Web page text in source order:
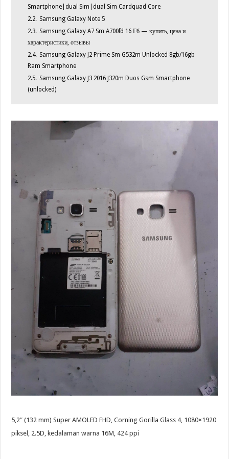
Smartphone|dual Sim|dual Sim Cardquad Core
2.2. Samsung Galaxy Note 5
2.3. Samsung Galaxy A7 Sm A700fd 16 Гб — купить, цена и
характеристики, отзывы
2.4. Samsung Galaxy J2 Prime Sm G532m Unlocked 8gb/16gb
Ram Smartphone
2.5. Samsung Galaxy J3 2016 J320m Duos Gsm Smartphone
(unlocked)
5,2″ (132 mm) Super AMOLED FHD, Corning Gorilla Glass 4, 1080×1920
piksel, 2.5D, kedalaman warna 16M, 424 ppi